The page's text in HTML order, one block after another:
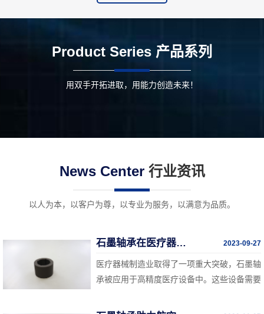
Product Series 产品系列
用双手开拓进取，用能力创造未来！
News Center 行业资讯
以人为本，以客户为尊，以专业为服务，以满意为品质。
石墨轴承在医疗器械中的突破 2023-09-27
医疗器械制造业取得了一项重大突破，石墨轴
承被应用于高精度医疗设备中。这些设备需要
精度特性使其成为制造高端扫描仪、手术机器